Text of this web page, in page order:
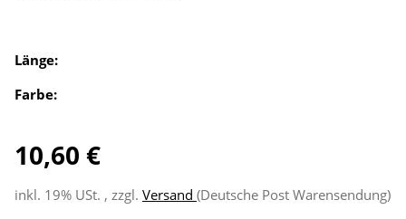
Länge:
Farbe:
10,60 €
inkl. 19% USt. , zzgl. Versand (Deutsche Post Warensendung)